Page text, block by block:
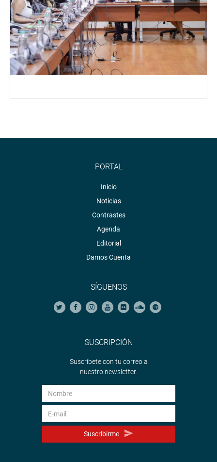
PORTAL
Inicio
Noticias
Contrastes
Agenda
Editorial
Damos Cuenta
SÍGUENOS
SUSCRIPCIÓN
Suscríbete con tu correo a
nuestro newsletter.
Suscribirme